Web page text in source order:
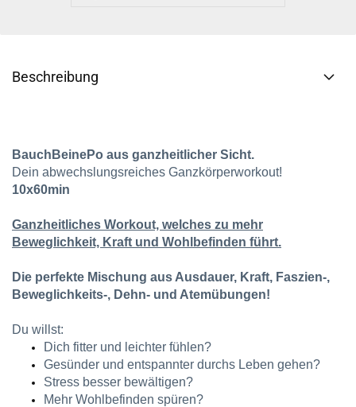
Beschreibung
BauchBeinePo aus ganzheitlicher Sicht.
Dein abwechslungsreiches Ganzkörperworkout!
10x60min
Ganzheitliches Workout, welches zu mehr
Beweglichkeit, Kraft und Wohlbefinden führt.
Die perfekte Mischung aus Ausdauer, Kraft, Faszien-,
Beweglichkeits-, Dehn- und Atemübungen!
Du willst:
Dich fitter und leichter fühlen?
Gesünder und entspannter durchs Leben gehen?
Stress besser bewältigen?
Mehr Wohlbefinden spüren?